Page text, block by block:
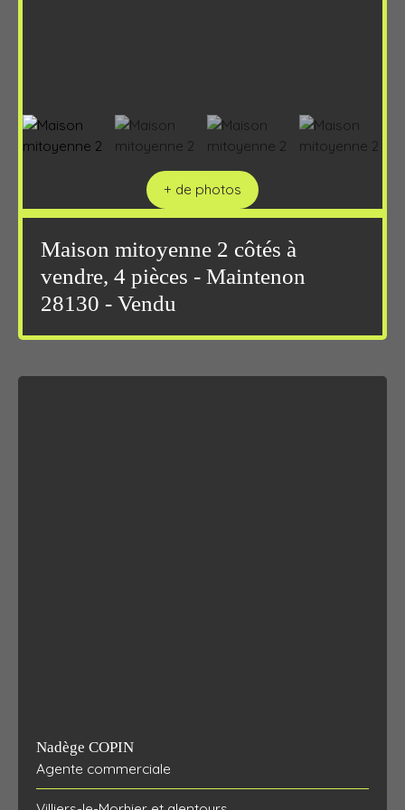
+ de photos
Maison mitoyenne 2 côtés à
vendre, 4 pièces - Maintenon
28130 - Vendu
Nadège COPIN
Agente commerciale